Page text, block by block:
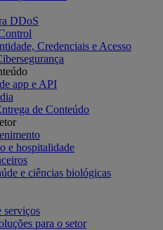
DDoS
Credenciais e Acesso
app e API
de Conteúdo
e hospitalidade
e ciências biológicas
serviços
para o setor